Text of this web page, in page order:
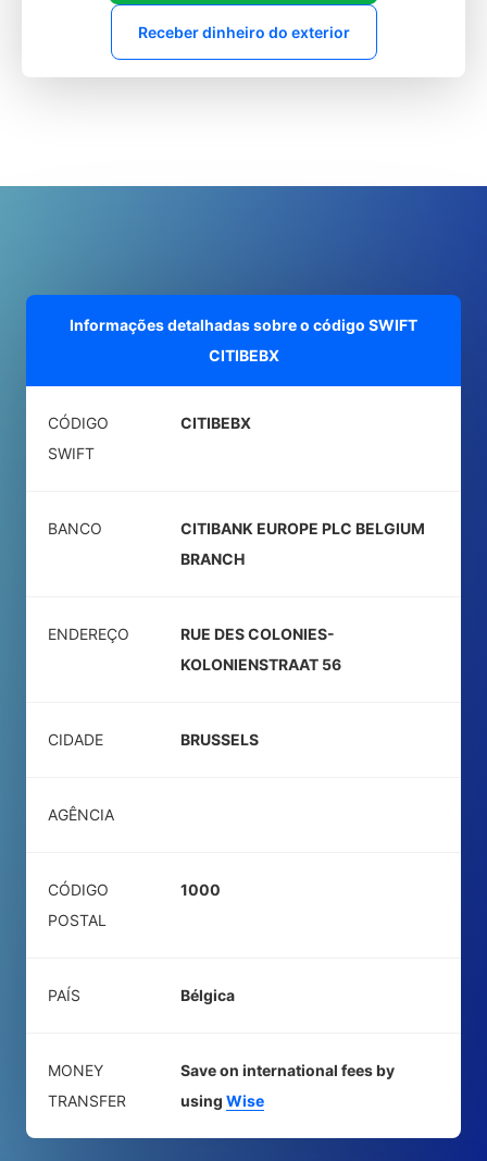
Receber dinheiro do exterior
Informações detalhadas sobre o código SWIFT
CITIBEBX
CÓDIGO
SWIFT
CITIBEBX
BANCO
CITIBANK EUROPE PLC BELGIUM
BRANCH
ENDEREÇO
RUE DES COLONIES-
KOLONIENSTRAAT 56
CIDADE BRUSSELS
AGÊNCIA
CÓDIGO
POSTAL
1000
PAÍS Bélgica
MONEY
TRANSFER
Save on international fees by
using Wise